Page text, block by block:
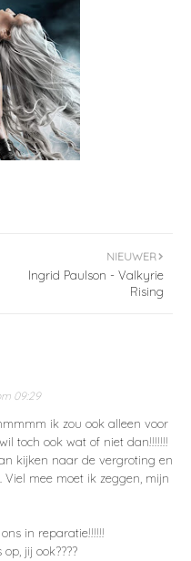
NIEUWER
Ingrid Paulson - Valkyrie
Rising
09:29
ik zou ook alleen voor
toch ook wat of niet dan!!!!!!!
kijken naar de vergroting en
Viel mee moet ik zeggen, mijn
in reparatie!!!!!!
jij ook????